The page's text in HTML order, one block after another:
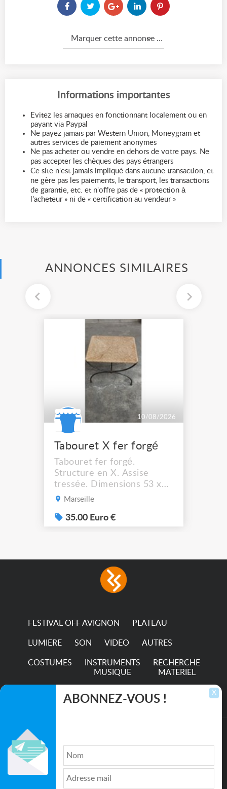
Marquer cette annonce comme...
Informations importantes
Evitez les arnaques en fonctionnant localement ou en
payant via Paypal
Ne payez jamais par Western Union, Moneygram et
autres services de paiement anonymes
Ne pas acheter ou vendre en dehors de votre pays. Ne
pas accepter les chèques des pays étrangers
Ce site n'est jamais impliqué dans aucune transaction, et
ne gère pas les paiements, le transport, les transactions
de garantie, etc. et n'offre pas de « protection à
l’acheteur » ni de « certification au vendeur »
ANNONCES SIMILAIRES
10/08/2026
Tabouret X fer forgé
Tabouret fer forgé.
Structure en X. Assise
tressée. Dimensions 53 x
44 cm. Hauteur assise :
récupérer à Marseille
13012.
Marseille
35.00 Euro €
FESTIVAL OFF AVIGNON PLATEAU
LUMIERE SON VIDEO AUTRES
COSTUMES
INSTRUMENTS
MUSIQUE
RECHERCHE
MATERIEL
TRANSPORTS
Qui sommes nous ?| Médias
X
ABONNEZ-VOUS !